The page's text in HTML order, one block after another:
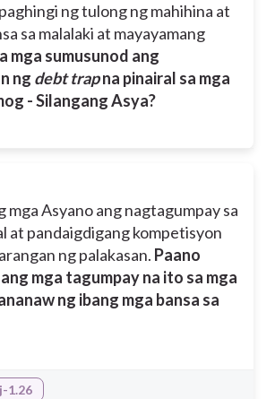
ng tulong ng mahihina at
sa malalaki at mayayamang
mga sumusunod ang
ng debt trapna pinairal sa mga
- Silangang Asya?
mga Asyano ang nagtagumpay sa
at pandaigdigang kompetisyon
ng palakasan. Paano
mga tagumpay na ito sa mga
ng ibang mga bansa sa
1.26